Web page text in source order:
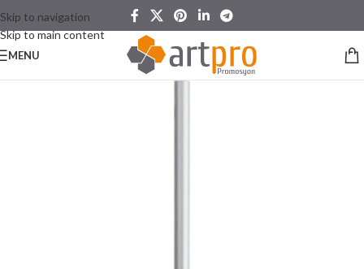
Skip to navigation
Skip to main content
MENU